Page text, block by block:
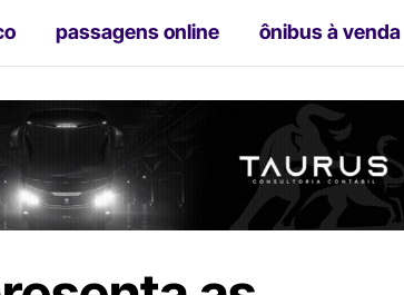
passagens online ônibus à venda